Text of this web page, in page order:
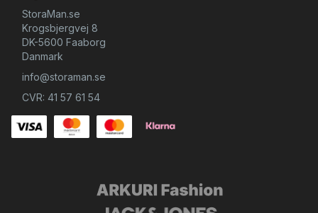
StoraMan.se
Krogsbjergvej 8
DK-5600 Faaborg
Danmark
info@storaman.se
CVR: 41 57 61 54